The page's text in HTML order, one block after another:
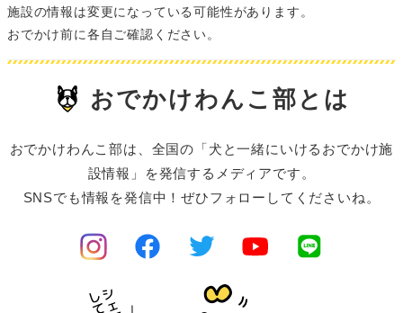
やサービスエリアの
無料ランから郊外の
幅広くご紹介♪
TERRACE（アロハ
テラス）」で、ハワ
う！
施設の情報は変更になっている可能性があります。
おでかけ前に各自ご確認ください。
おでかけわんこ部とは
おでかけわんこ部は、全国の「犬と一緒にいけるおでかけ施
設情報」を発信するメディアです。
SNSでも情報を発信中！ぜひフォローしてくださいね。